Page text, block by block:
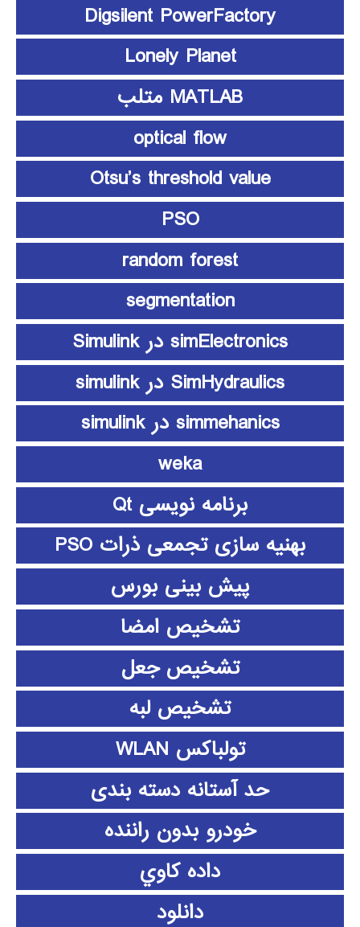
Digsilent PowerFactory
Lonely Planet
MATLAB متلب
optical flow
Otsu’s threshold value
PSO
random forest
segmentation
simElectronics در Simulink
SimHydraulics در simulink
simmehanics در simulink
weka
برنامه نویسی Qt
بهنیه سازی تجمعی ذرات PSO
پیش بینی بورس
تشخیص امضا
تشخیص جعل
تشخیص لبه
تولباکس WLAN
حد آستانه دسته بندی
خودرو بدون راننده
داده كاوي
دانلود